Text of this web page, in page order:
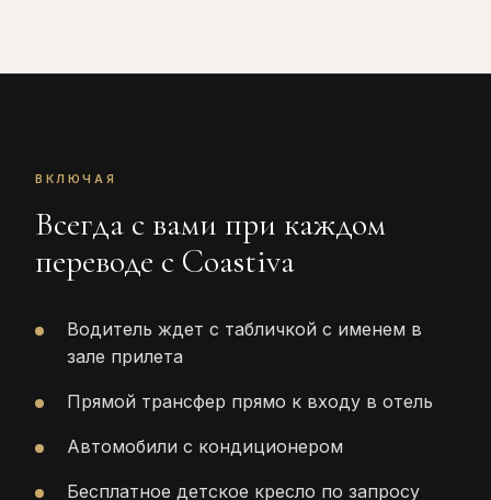
ВКЛЮЧАЯ
Всегда с вами при каждом
переводе с Coastiva
Водитель ждет с табличкой с именем в
зале прилета
Прямой трансфер прямо к входу в отель
Автомобили с кондиционером
Бесплатное детское кресло по запросу